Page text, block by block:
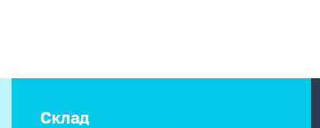
Склад